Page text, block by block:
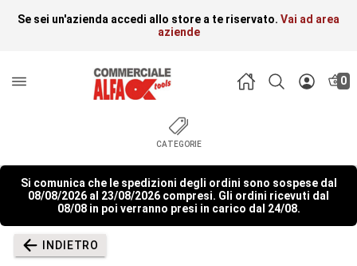
Se sei un'azienda accedi allo store a te riservato. Vai ad area
aziende
0
CATEGORIE
Si comunica che le spedizioni degli ordini sono sospese dal
08/08/2026 al 23/08/2026 compresi. Gli ordini ricevuti dal
08/08 in poi verranno presi in carico dal 24/08.
INDIETRO